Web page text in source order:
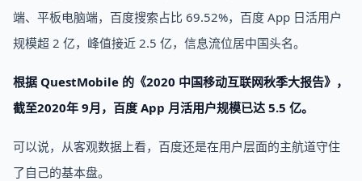
端、平板电脑端，百度搜索占比 69.52%，百度 App 日活用户
规模超 2 亿，峰值接近 2.5 亿，信息流位居中国头名。
根据 QuestMobile 的《2020 中国移动互联网秋季大报告》，
截至2020年 9月，百度 App 月活用户规模已达 5.5 亿。
可以说，从客观数据上看，百度还是在用户层面的主航道守住
了自己的基本盘。